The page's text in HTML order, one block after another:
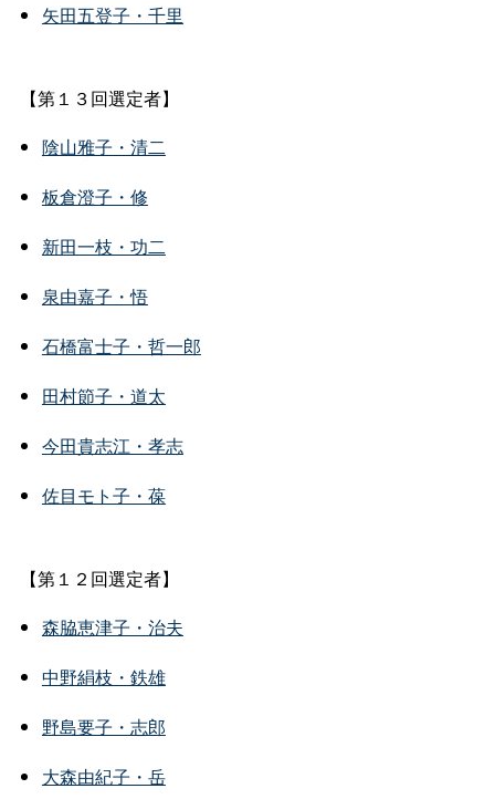
矢田五登子・千里
【第１３回選定者】
陰山雅子・清二
板倉澄子・修
新田一枝・功二
泉由嘉子・悟
石橋富士子・哲一郎
田村節子・道太
今田貴志江・孝志
佐目モト子・葆
【第１２回選定者】
森脇恵津子・治夫
中野絹枝・鉄雄
野島要子・志郎
大森由紀子・岳